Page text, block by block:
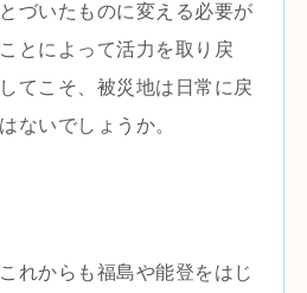
づいたものに変える必要が
とによって活力を取り戻
てこそ、被災地は日常に戻
ないでしょうか。
れからも福島や能登をはじ